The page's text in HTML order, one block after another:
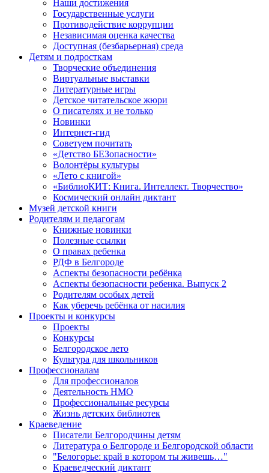
Наши достижения
Государственные услуги
Противодействие коррупции
Независимая оценка качества
Доступная (безбарьерная) среда
Детям и подросткам
Творческие объединения
Виртуальные выставки
Литературные игры
Детское читательское жюри
О писателях и не только
Новинки
Интернет-гид
Советуем почитать
«Детство БЕЗопасности»
Волонтёры культуры
«Лето с книгой»
«БиблиоКИТ: Книга. Интеллект. Творчество»
Космический онлайн диктант
Музей детской книги
Родителям и педагогам
Книжные новинки
Полезные ссылки
О правах ребенка
РДФ в Белгороде
Аспекты безопасности ребёнка
Аспекты безопасности ребенка. Выпуск 2
Родителям особых детей
Как уберечь ребёнка от насилия
Проекты и конкурсы
Проекты
Конкурсы
Белгородское лето
Культура для школьников
Профессионалам
Для профессионалов
Деятельность НМО
Профессиональные ресурсы
Жизнь детских библиотек
Краеведение
Писатели Белгородчины детям
Литература о Белгороде и Белгородской области
"Белогорье: край в котором ты живешь…"
Краеведческий диктант